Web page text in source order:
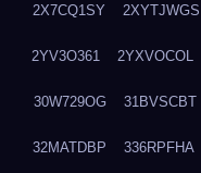
2X7CQ1SY 2XYTJWGS
2YV3O361 2YXVOCOL
30W729OG 31BVSCBT
32MATDBP 336RPFHA